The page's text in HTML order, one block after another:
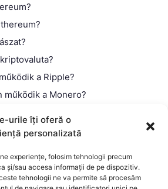
urile îți oferă o
personalizată
experiențe, folosim tehnologii precum
și/sau accesa informații de pe dispozitiv.
tehnologii ne va permite să procesăm
a Ripple?
működik a Monero?